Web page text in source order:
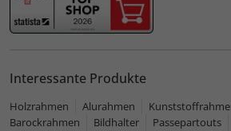
Interessante Produkte
Holzrahmen Alurahmen
Barockrahmen
Bildhalter
Passepartouts